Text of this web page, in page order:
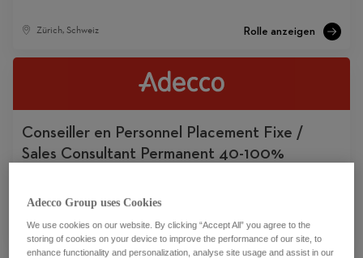
Zürich, Schweiz
Conseiller en Personnel Placement Fixe /
Sales Consultant Permanent 40-100%
Adecco Group uses Cookies
We use cookies on our website. By clicking “Accept All” you agree to the
storing of cookies on your device to improve the performance of our site, to
enhance functionality and personalization, analyse site usage and assist in our